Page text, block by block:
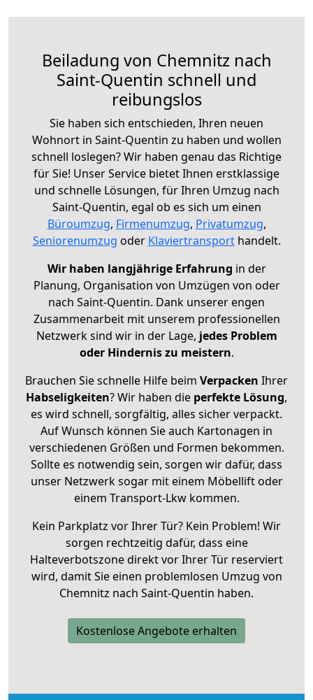
Beiladung von Chemnitz nach
Saint-Quentin schnell und
reibungslos
Sie haben sich entschieden, Ihren neuen
Wohnort in Saint-Quentin zu haben und wollen
schnell loslegen? Wir haben genau das Richtige
für Sie! Unser Service bietet Ihnen erstklassige
und schnelle Lösungen, für Ihren Umzug nach
Saint-Quentin, egal ob es sich um einen
Büroumzug, Firmenumzug, Privatumzug,
Seniorenumzug oder Klaviertransporthandelt.
Wir haben langjährige Erfahrung in der
Planung, Organisation von Umzügen von oder
nach Saint-Quentin. Dank unserer engen
Zusammenarbeit mit unserem professionellen
Netzwerk sind wir in der Lage, jedes Problem
oder Hindernis zu meistern.
Brauchen Sie schnelle Hilfe beim Verpacken Ihrer
Habseligkeiten? Wir haben die perfekte Lösung,
es wird schnell, sorgfältig, alles sicher verpackt.
Auf Wunsch können Sie auch Kartonagen in
verschiedenen Größen und Formen bekommen.
Sollte es notwendig sein, sorgen wir dafür, dass
unser Netzwerk sogar mit einem Möbellift oder
einem Transport-Lkw kommen.
Kein Parkplatz vor Ihrer Tür? Kein Problem! Wir
sorgen rechtzeitig dafür, dass eine
Halteverbotszone direkt vor Ihrer Tür reserviert
wird, damit Sie einen problemlosen Umzug von
Chemnitz nach Saint-Quentin haben.
Kostenlose Angebote erhalten